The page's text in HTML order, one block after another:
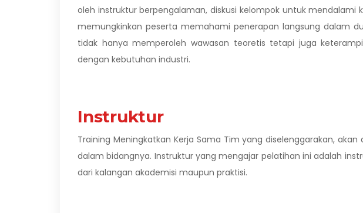
oleh instruktur berpengalaman, diskusi kelompok untuk mendalami
memungkinkan peserta memahami penerapan langsung dalam
tidak hanya memperoleh wawasan teoretis tetapi juga
dengan kebutuhan industri.
Instruktur
Training Meningkatkan Kerja Sama Tim yang diselenggarakan,
dalam bidangnya. Instruktur yang mengajar pelatihan ini adalah
dari kalangan akademisi maupun praktisi.